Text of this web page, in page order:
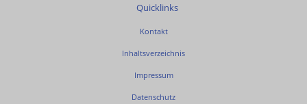
Quicklinks
Kontakt
Inhaltsverzeichnis
Impressum
Datenschutz